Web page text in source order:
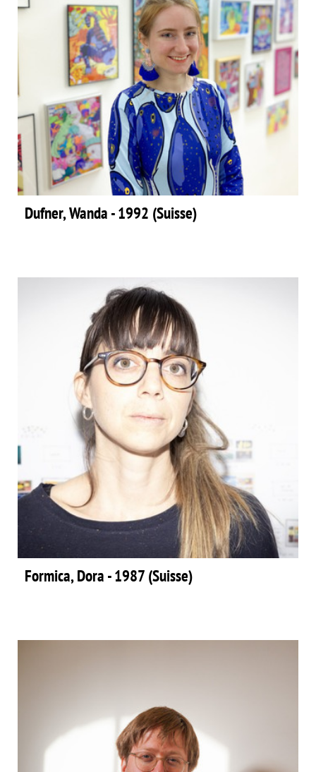
Dufner, Wanda - 1992 (Suisse)
Formica, Dora - 1987 (Suisse)